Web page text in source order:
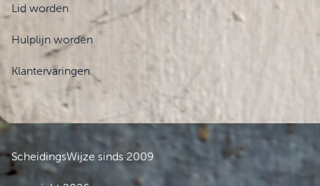
Lid worden
Hulplijn worden
Klantervaringen
ScheidingsWijze sinds 2009